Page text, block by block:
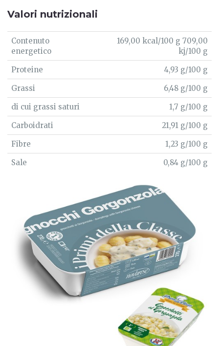
Valori nutrizionali
Contenuto
energetico
169,00 kcal/100 g 709,00
kj/100 g
Proteine
4,93 g/100 g
Grassi
6,48 g/100 g
di cui grassi saturi
1,7 g/100 g
Carboidrati
21,91 g/100 g
Fibre
1,23 g/100 g
Sale
0,84 g/100 g